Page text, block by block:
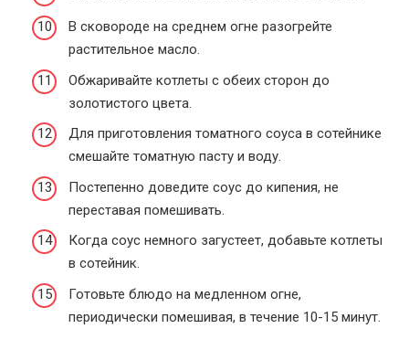
В сковороде на среднем огне разогрейте
растительное масло.
Обжаривайте котлеты с обеих сторон до
золотистого цвета.
Для приготовления томатного соуса в сотейнике
смешайте томатную пасту и воду.
Постепенно доведите соус до кипения, не
переставая помешивать.
Когда соус немного загустеет, добавьте котлеты
в сотейник.
Готовьте блюдо на медленном огне,
периодически помешивая, в течение 10-15 минут.